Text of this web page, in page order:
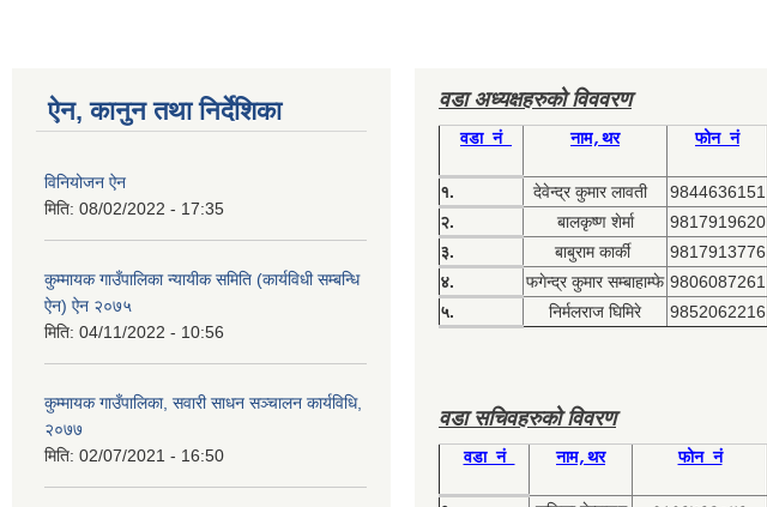
ऐन, कानुन तथा निर्देशिका
विनियोजन ऐन
मिति: 08/02/2022 - 17:35
कुम्मायक गाउँपालिका न्यायीक समिति (कार्यविधी सम्बन्धि
ऐन) ऐन २०७५
मिति: 04/11/2022 - 10:56
कुम्मायक गाउँपालिका, सवारी साधन सञ्चालन कार्यविधि,
२०७७
मिति: 02/07/2021 - 16:50
वडा अध्यक्षहरुको विववरण
वडा नं नाम,थर फोन नं
१. देवेन्द्र कुमार लावती
9844636151
२.
बालकृष्ण शेर्मा
9817919620
३.
बाबुराम कार्की
9817913776
४.
फगेन्द्र कुमार सम्बाहाम्फे 9806087261
५.
निर्मलराज घिमिरे 9852062216
वडा सचिवहरुको विवरण
वडा नं नाम,थर फोन नं